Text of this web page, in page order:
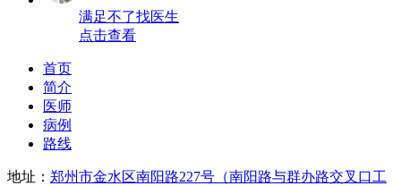
满足不了找医生
点击查看
首页
简介
医师
病例
路线
地址： 郑州市金水区南阳路227号（南阳路与群办路交叉口工